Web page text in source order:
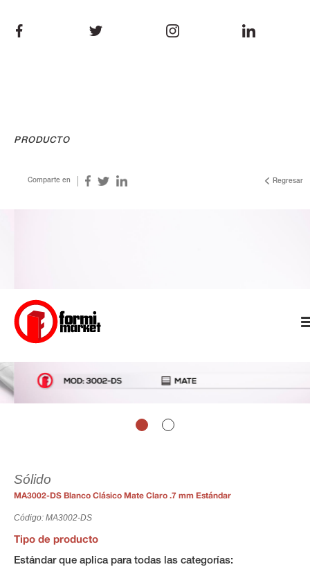
PRODUCTO
Comparte en Regresar
Sólido
MA3002-DS Blanco Clásico Mate Claro .7 mm Estándar
Código: MA3002-DS
Tipo de producto
Estándar que aplica para todas las categorías: